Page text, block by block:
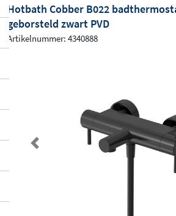
Hotbath Cobber B022
geborsteld zwart PVD
Artikelnummer: 4340888
Previous